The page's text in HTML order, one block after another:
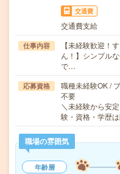
交通費
交通費支給
仕事内容
【未経験歓迎！
ん！】シンプル
で…
応募資格
職種未経験OK /
不要
＼未経験から安
験・資格・学歴
職場の雰囲気
年齢層